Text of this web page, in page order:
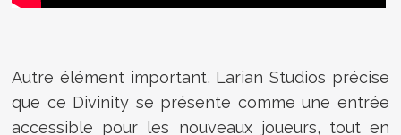
Autre élément important, Larian Studios précise
que ce Divinity se présente comme une entrée
accessible pour les nouveaux joueurs, tout en